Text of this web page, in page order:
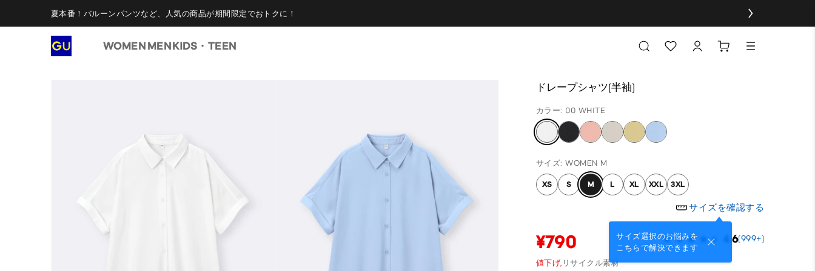
夏本番！バルーンパンツなど、人気の商品が期間限定でおトクに！
WOMEN MENKIDS・TEEN
ドレープシャツ(半袖)
カラー: 00 WHITE
サイズ: WOMEN M
XS S M L XL XXL 3XL
サイズを確認する
サイズ選択のお悩みを
こちらで解決できます
¥790 4.6(999+)
値下げ, リサイクル素材